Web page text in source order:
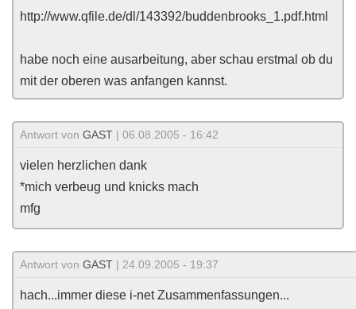
http://www.qfile.de/dl/143392/buddenbrooks_1.pdf.html
habe noch eine ausarbeitung, aber schau erstmal ob du
mit der oberen was anfangen kannst.
Antwort von GAST | 06.08.2005 - 16:42
vielen herzlichen dank
*mich verbeug und knicks mach
mfg
Antwort von GAST | 24.09.2005 - 19:37
hach...immer diese i-net Zusammenfassungen...